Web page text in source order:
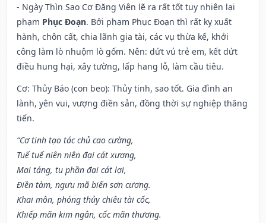
- Ngày Thìn Sao Cơ Đăng Viên lẽ ra rất tốt tuy nhiên lại
phạm Phục Đoạn. Bởi phạm Phục Đoạn thì rất kỵ xuất
hành, chôn cất, chia lãnh gia tài, các vụ thừa kế, khởi
công làm lò nhuộm lò gốm. Nên: dứt vú trẻ em, kết dứt
điều hung hại, xây tường, lấp hang lỗ, làm cầu tiêu.
Cơ: Thủy Báo (con beo): Thủy tinh, sao tốt. Gia đình an
lành, yên vui, vượng điền sản, đồng thời sự nghiệp thăng
tiến.
“Cơ tinh tạo tác chủ cao cường,
Tuế tuế niên niên đại cát xương,
Mai táng, tu phần đại cát lợi,
Điền tàm, ngưu mã biến sơn cương.
Khai môn, phóng thủy chiêu tài cốc,
Khiếp mãn kim ngân, cốc mãn thương.